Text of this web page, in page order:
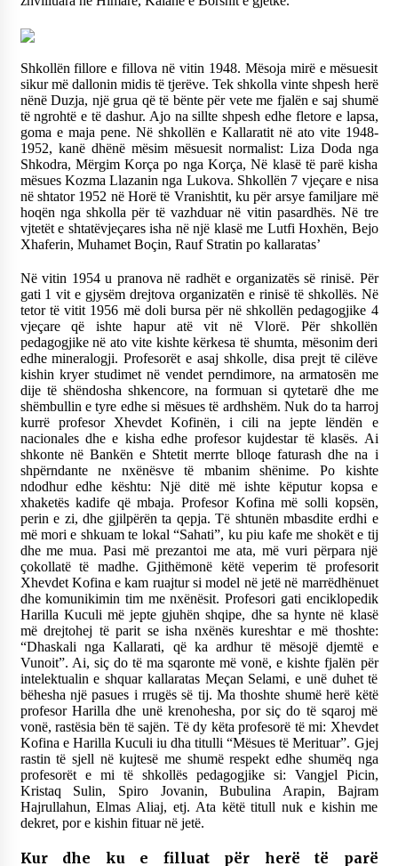
Shkollën fillore e fillova në vitin 1948. Mësoja mirë e mësuesit
sikur më dallonin midis të tjerëve. Tek shkolla vinte shpesh herë
nënë Duzja, një grua që të bënte për vete me fjalën e saj shumë
të ngrohtë e të dashur. Ajo na sillte shpesh edhe fletore e lapsa,
goma e maja pene. Në shkollën e Kallaratit në ato vite 1948-
1952, kanë dhënë mësim mësuesit normalist: Liza Doda nga
Shkodra, Mërgim Korça po nga Korça, Në klasë të parë kisha
mësues Kozma Llazanin nga Lukova. Shkollën 7 vjeçare e nisa
në shtator 1952 në Horë të Vranishtit, ku për arsye familjare më
hoqën nga shkolla për të vazhduar në vitin pasardhës. Në tre
vjtetët e shtatëvjeçares isha në një klasë me Lutfi Hoxhën, Bejo
Xhaferin, Muhamet Boçin, Rauf Stratin po kallaratas’
Në vitin 1954 u pranova në radhët e organizatës së rinisë. Për
gati 1 vit e gjysëm drejtova organizatën e rinisë të shkollës. Në
tetor të vitit 1956 më doli bursa për në shkollën pedagogjike 4
vjeçare që ishte hapur atë vit në Vlorë. Për shkollën
pedagogjike në ato vite kishte kërkesa të shumta, mësonim deri
edhe mineralogji. Profesorët e asaj shkolle, disa prejt të cilëve
kishin kryer studimet në vendet perndimore, na armatosën me
dije të shëndosha shkencore, na formuan si qytetarë dhe me
shëmbullin e tyre edhe si mësues të ardhshëm. Nuk do ta harroj
kurrë profesor Xhevdet Kofinën, i cili na jepte lëndën e
nacionales dhe e kisha edhe profesor kujdestar të klasës. Ai
shkonte në Bankën e Shtetit merrte blloqe faturash dhe na i
shpërndante ne nxënësve të mbanim shënime. Po kishte
ndodhur edhe kështu: Një ditë më ishte këputur kopsa e
xhaketës kadife që mbaja. Profesor Kofina më solli kopsën,
perin e zi, dhe gjilpërën ta qepja. Të shtunën mbasdite erdhi e
më mori e shkuam te lokal “Sahati”, ku piu kafe me shokët e tij
dhe me mua. Pasi më prezantoi me ata, më vuri përpara një
çokollatë të madhe. Gjithëmonë këtë veperim të profesorit
Xhevdet Kofina e kam ruajtur si model në jetë në marrëdhënuet
dhe komunikimin tim me nxënësit. Profesori gati enciklopedik
Harilla Kuculi më jepte gjuhën shqipe, dhe sa hynte në klasë
më drejtohej të parit se isha nxënës kureshtar e më thoshte:
“Dhaskali nga Kallarati, që ka ardhur të mësojë djemtë e
Vunoit”. Ai, siç do të ma sqaronte më vonë, e kishte fjalën për
intelektualin e shquar kallaratas Meçan Selami, e unë duhet të
bëhesha një pasues i rrugës së tij. Ma thoshte shumë herë këtë
profesor Harilla dhe unë krenohesha, por siç do të sqaroj më
vonë, rastësia bën të sajën. Të dy këta profesorë të mi: Xhevdet
Kofina e Harilla Kuculi iu dha titulli “Mësues të Merituar”. Gjej
rastin të sjell në kujtesë me shumë respekt edhe shumëq nga
profesorët e mi të shkollës pedagogjike si: Vangjel Picin,
Kristaq Sulin, Spiro Jovanin, Bubulina Arapin, Bajram
Hajrullahun, Elmas Aliaj, etj. Ata këtë titull nuk e kishin me
dekret, por e kishin fituar në jetë.
Kur dhe ku e filluat për herë të parë